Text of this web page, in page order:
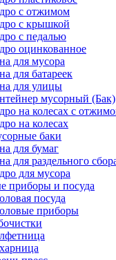
с отжимом
с крышкой
с педалью
оцинкованное
для мусора
для батареек
для улицы
мусорный (Бак)
на колесах с
на колесах
баки
для бумаг
для раздельного
для мусора
приборы и посуда
посуда
приборы